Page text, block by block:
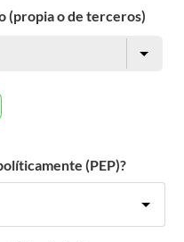
(propia o de terceros)
(PEP)?